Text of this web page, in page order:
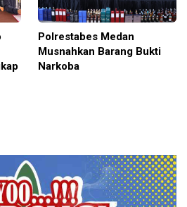
Polrestabes Medan
Musnahkan Barang Bukti
Narkoba